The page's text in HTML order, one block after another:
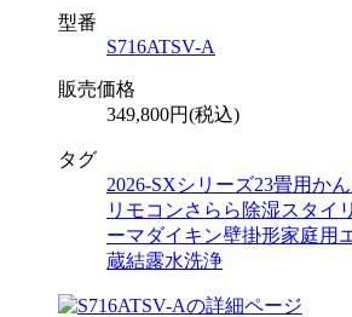
型番
S716ATSV-A
販売価格
349,800円(税込)
タグ
2026-SXシリーズ23畳用か
リモコンさらら除湿スタイ
ーマダイキン壁掛形家庭用
蔵結露水洗浄